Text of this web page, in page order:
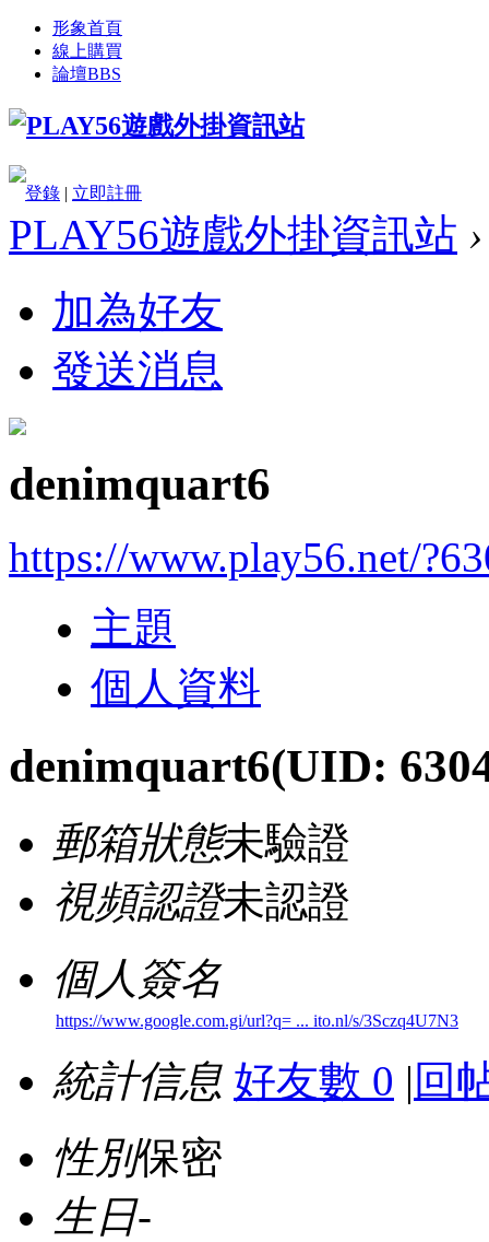
形象首頁
線上購買
論壇BBS
登錄 | 立即註冊
PLAY56遊戲外掛資訊站 ›
加為好友
發送消息
denimquart6
https://www.play56.net/
主題
個人資料
denimquart6(UID:
郵箱狀態未驗證
視頻認證未認證
個人簽名
https://www.google.com.gi/url?q= ... ito.nl/s/3Sczq4U7N3
統計信息 好友數 0 | 回
性別保密
生日-